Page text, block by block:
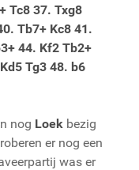
Tc8 37. Txg8
Tb7+ Kc8 41.
44. Kf2 Tb2+
Tg3 48. b6
nog Loek bezig
er nog een
was er